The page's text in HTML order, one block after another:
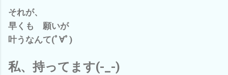
それが、
早くも 願いが
叶うなんて(ﾟ∀ﾟ)
私、持ってます(-_-)